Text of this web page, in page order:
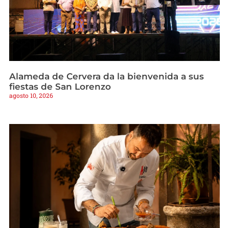
Alameda de Cervera da la bienvenida a sus
fiestas de San Lorenzo
agosto 10, 2026